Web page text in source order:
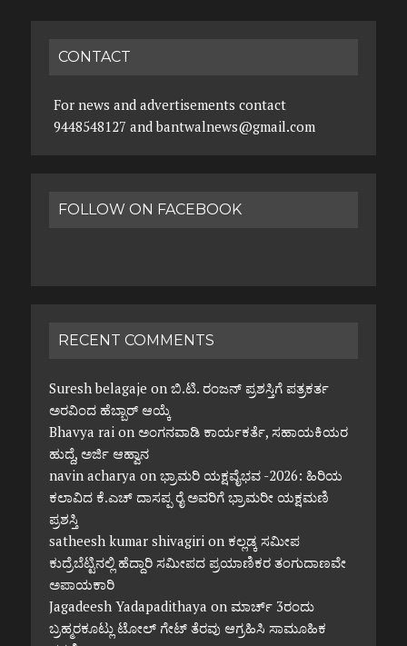
CONTACT
For news and advertisements contact
9448548127 and bantwalnews@gmail.com
FOLLOW ON FACEBOOK
RECENT COMMENTS
Suresh belagaje on ಬಿ.ಟಿ. ರಂಜನ್ ಪ್ರಶಸ್ತಿಗೆ ಪತ್ರಕರ್ತ
ಅರವಿಂದ ಹೆಬ್ಬಾರ್ ಆಯ್ಕೆ
Bhavya raion ಅಂಗನವಾಡಿ ಕಾರ್ಯಕರ್ತೆ, ಸಹಾಯಕಿಯರ
ಹುದ್ದೆ, ಅರ್ಜಿ ಆಹ್ವಾನ
navin acharya on ಭ್ರಾಮರಿ ಯಕ್ಷವೈಭವ -2026: ಹಿರಿಯ
ಕಲಾವಿದ ಕೆ.ಎಚ್ ದಾಸಪ್ಪ ರೈ ಅವರಿಗೆ ಭ್ರಾಮರೀ ಯಕ್ಷಮಣಿ
ಪ್ರಶಸ್ತಿ
satheesh kumar shivagirion ಕಲ್ಲಡ್ಕ ಸಮೀಪ
ಕುದ್ರೆಬೆಟ್ಟಿನಲ್ಲಿ ಹೆದ್ದಾರಿ ಸಮೀಪದ ಪ್ರಯಾಣಿಕರ ತಂಗುದಾಣವೇ
ಅಪಾಯಕಾರಿ
Jagadeesh Yadapadithaya on ಮಾರ್ಚ್ 3ರಂದು
ಬ್ರಹ್ಮರಕೂಟ್ಲು ಟೋಲ್ ಗೇಟ್ ತೆರವು ಆಗ್ರಹಿಸಿ ಸಾಮೂಹಿಕ